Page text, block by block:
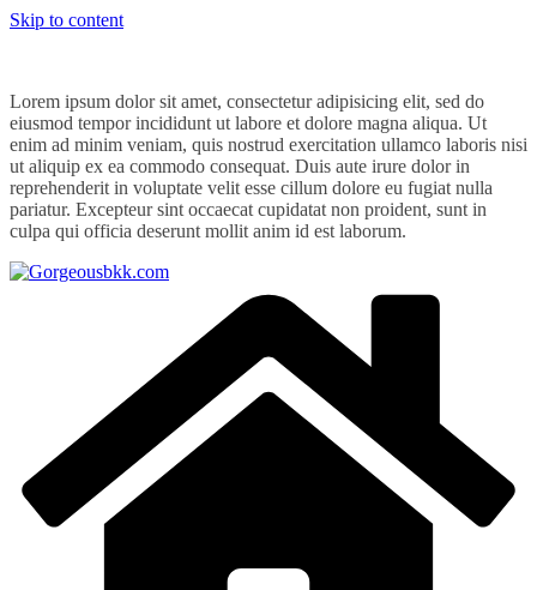
Skip to content
Lorem ipsum dolor sit amet, consectetur adipisicing elit, sed do
eiusmod tempor incididunt ut labore et dolore magna aliqua. Ut
enim ad minim veniam, quis nostrud exercitation ullamco laboris nisi
ut aliquip ex ea commodo consequat. Duis aute irure dolor in
reprehenderit in voluptate velit esse cillum dolore eu fugiat nulla
pariatur. Excepteur sint occaecat cupidatat non proident, sunt in
culpa qui officia deserunt mollit anim id est laborum.